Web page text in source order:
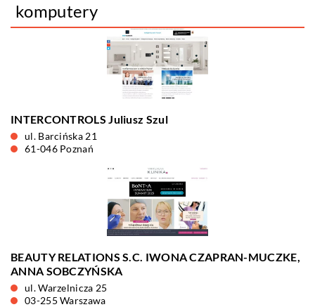
komputery
INTERCONTROLS Juliusz Szul
ul. Barcińska 21
61-046 Poznań
BEAUTY RELATIONS S.C. IWONA CZAPRAN-MUCZKE,
ANNA SOBCZYŃSKA
ul. Warzelnicza 25
03-255 Warszawa